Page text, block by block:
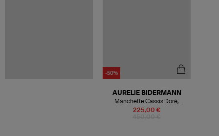
-50%
225,00 €
AURELIE BIDERMANN
Manchette Cassis Doré,
Exclusivité Lulli